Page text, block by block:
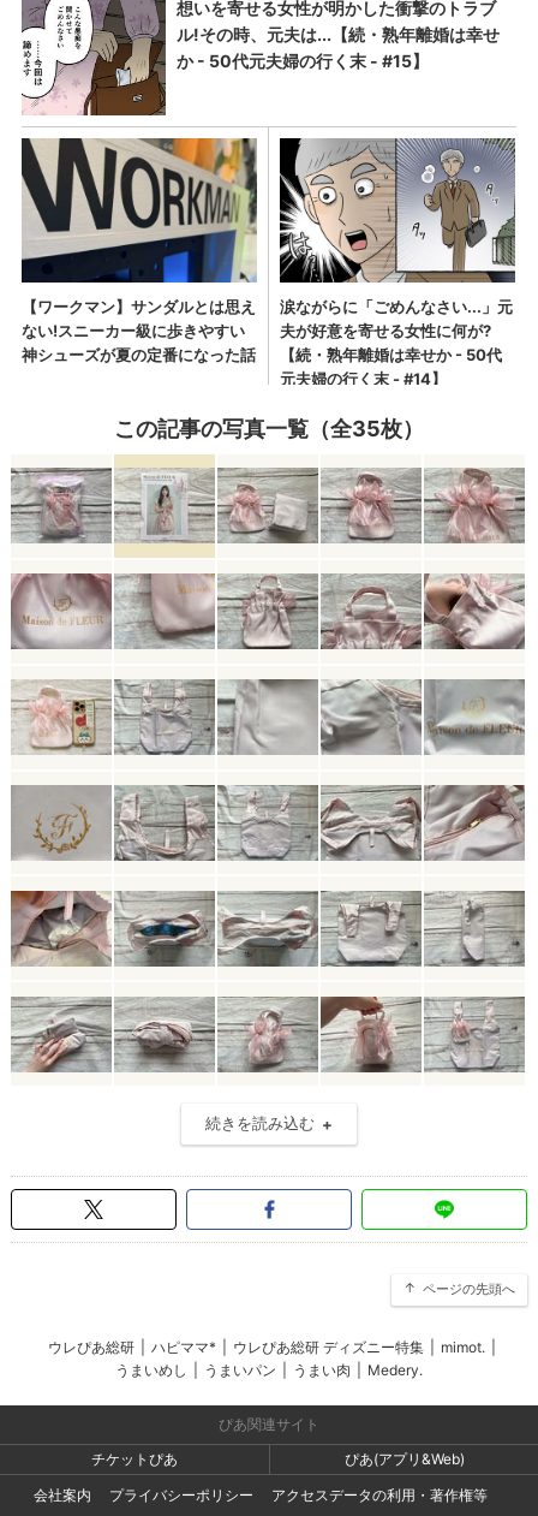
この記事の写真一覧（全35枚）
続きを読み込む
ページの先頭へ
ウレぴあ総研 ハピママ* ウレぴあ総研 ディズニー特集 mimot.
うまいめし
うまいパン うまい肉 Medery.
ぴあ関連サイト
チケットぴあ
ぴあ(アプリ&Web)
会社案内
プライバシーポリシー
アクセスデータの利用・著作権等